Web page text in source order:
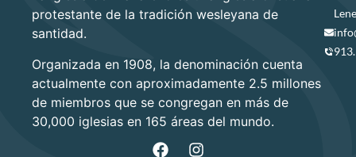
protestante de la tradición wesleyana de
santidad.
Organizada en 1908, la denominación cuenta
actualmente con aproximadamente 2.5 millones
de miembros que se congregan en más de
30,000 iglesias en 165 áreas del mundo.